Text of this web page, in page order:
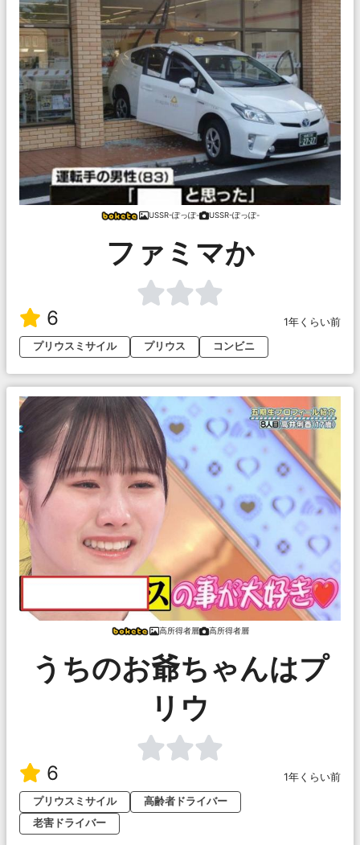
USSR-ぽっぽ- USSR-ぽっぽ-
ファミマか
6
1年くらい前
プリウスミサイル
プリウス コンビニ
高所得者層 高所得者層
うちのお爺ちゃんはプ
リウ
6
1年くらい前
プリウスミサイル
高齢者ドライバー
老害ドライバー